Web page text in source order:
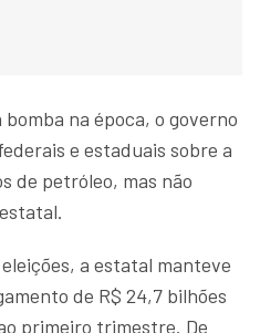
na época, o governo
e estaduais sobre a
de petróleo, mas não
a estatal manteve
de R$ 24,7 bilhões
primeiro trimestre. De